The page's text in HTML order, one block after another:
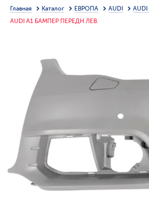
Главная Каталог ЕВРОПА AUDI
AUDI
AUDI A1 БАМПЕР ПЕРЕДН ЛЕВ.